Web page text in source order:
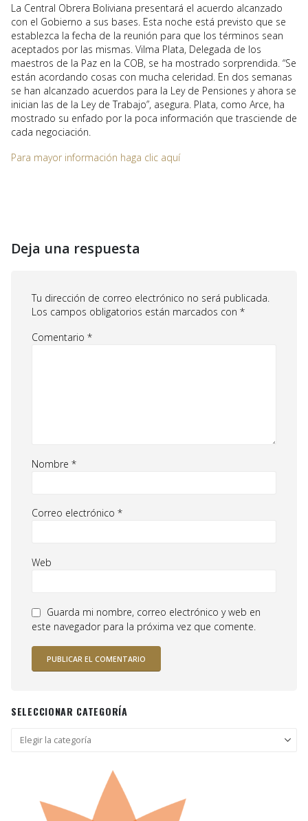
La Central Obrera Boliviana presentará el acuerdo alcanzado
con el Gobierno a sus bases. Esta noche está previsto que se
establezca la fecha de la reunión para que los términos sean
aceptados por las mismas. Vilma Plata, Delegada de los
maestros de la Paz en la COB, se ha mostrado sorprendida. “Se
están acordando cosas con mucha celeridad. En dos semanas
se han alcanzado acuerdos para la Ley de Pensiones y ahora se
inician las de la Ley de Trabajo”, asegura. Plata, como Arce, ha
mostrado su enfado por la poca información que trasciende de
cada negociación.
Para mayor información haga clic aquí
Deja una respuesta
Tu dirección de correo electrónico no será publicada.
Los campos obligatorios están marcados con *
Comentario *
Nombre *
Correo electrónico *
Web
Guarda mi nombre, correo electrónico y web en
este navegador para la próxima vez que comente.
SELECCIONAR CATEGORÍA
Seleccionar
categoría